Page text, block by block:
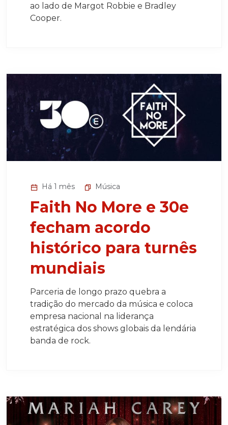
ao lado de Margot Robbie e Bradley
Cooper.
Há 1 mês Música
Faith No More e 30e
fecham acordo
histórico para turnês
mundiais
Parceria de longo prazo quebra a
tradição do mercado da música e coloca
empresa nacional na liderança
estratégica dos shows globais da lendária
banda de rock.